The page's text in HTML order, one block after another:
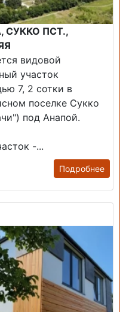
СУККО ПСТ.,
видовой
участок
7, 2 сотки в
поселке Сукко
под Анапой.
-...
Подробнее